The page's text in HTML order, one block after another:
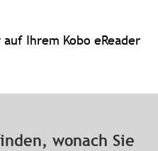
Ihrem Kobo eReader
wonach Sie